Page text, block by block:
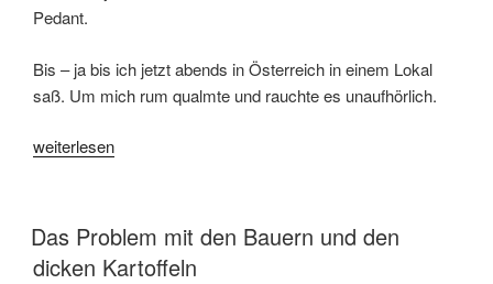
Pedant.
Bis – ja bis ich jetzt abends in Österreich in einem Lokal
saß. Um mich rum qualmte und rauchte es unaufhörlich.
„Gegen
weiterlesen
VERÖFFENTLICHT
AM
Das Problem mit den Bauern und den
dicken Kartoffeln